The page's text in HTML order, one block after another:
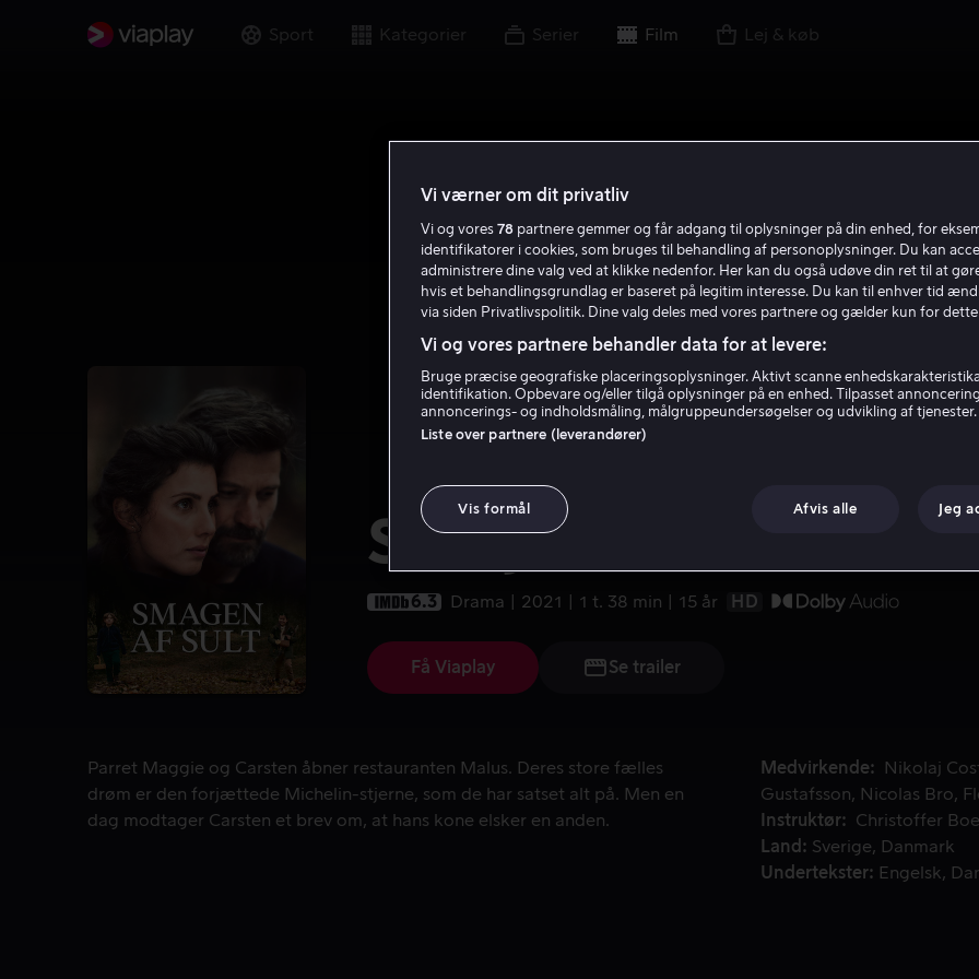
Sport Kategorier Serier Film Lej & køb
Smagen af sult
6.3 Drama 2021 1 t. 38 min 15 år HD
Få Viaplay Se trailer
Parret Maggie og Carsten åbner restauranten Malus. Deres store fælles drøm er den forjættede Michelin-
Parret Maggie og Carsten åbner restauranten Malus. Deres store fælles
drøm er den forjættede Michelin-stjerne, som de har satset alt på. Men en
dag modtager Carsten et brev om, at hans kone elsker en anden.
Medvirkende Nikolaj
Gustafsson
Nicolas Bro
Instruktør
Christoffer Boe
Land
Sverige
Danmark
Undertekster
Engelsk
Vi værner om dit privatliv
Vi og vores 78 partnere gemmer og får adgang til oplysninger på din enhed, for
identifikatorer i cookies, som bruges til behandling af personoplysninger. Du kan
administrere dine valg ved at klikke nedenfor. Her kan du også udøve din ret til at
hvis et behandlingsgrundlag er baseret på legitim interesse. Du kan til enhver tid
via siden Privatlivspolitik. Dine valg deles med vores partnere og gælder kun for dette
Vi og vores partnere behandler data for at levere:
Bruge præcise geografiske placeringsoplysninger. Aktivt scanne
identifikation. Opbevare og/eller tilgå oplysninger på en enhed. Tilpasset
annoncerings- og indholdsmåling, målgruppeundersøgelser og udvikling af tjenester.
Liste over partnere (leverandører)
Vis formål Afvis alle Jeg